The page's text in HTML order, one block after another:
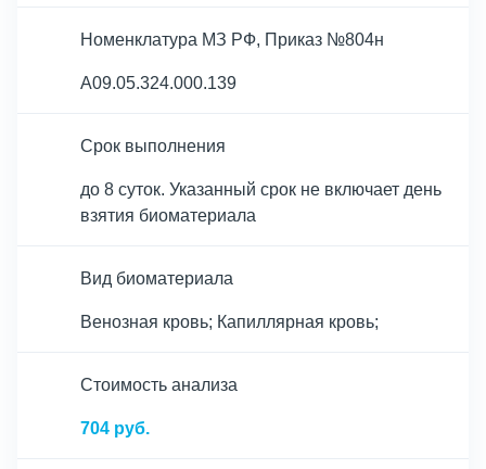
Номенклатура МЗ РФ, Приказ №804н
A09.05.324.000.139
Срок выполнения
до 8 суток. Указанный срок не включает день
взятия биоматериала
Вид биоматериала
Венозная кровь; Капиллярная кровь;
Cтоимость анализа
704 руб.